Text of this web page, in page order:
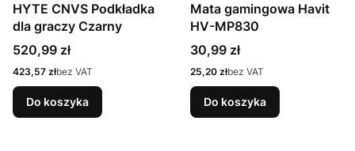
HYTE CNVS Podkładka
dla graczy Czarny
Cena
520,99 zł
Cena
423,57 złbez VAT
Do koszyka
Mata gamingowa Havit
HV-MP830
Cena
30,99 zł
Cena
25,20 złbez VAT
Do koszyka